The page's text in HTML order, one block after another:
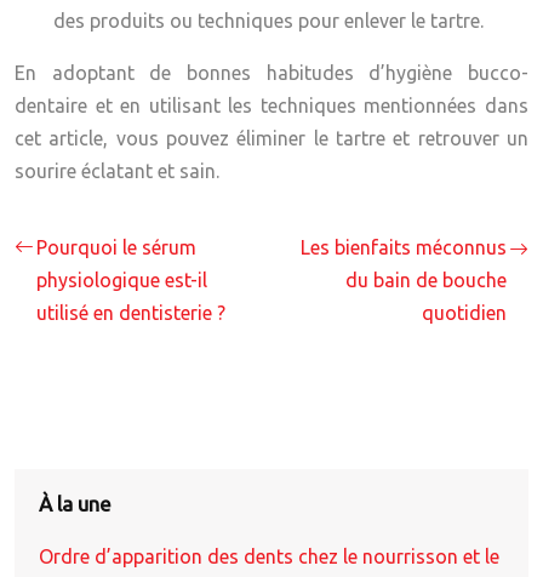
des produits ou techniques pour enlever le tartre.
En adoptant de bonnes habitudes d’hygiène bucco-
dentaire et en utilisant les techniques mentionnées dans
cet article, vous pouvez éliminer le tartre et retrouver un
sourire éclatant et sain.
Pourquoi le sérum
physiologique est-il
utilisé en dentisterie ?
Les bienfaits méconnus
du bain de bouche
quotidien
À la une
Ordre d’apparition des dents chez le nourrisson et le